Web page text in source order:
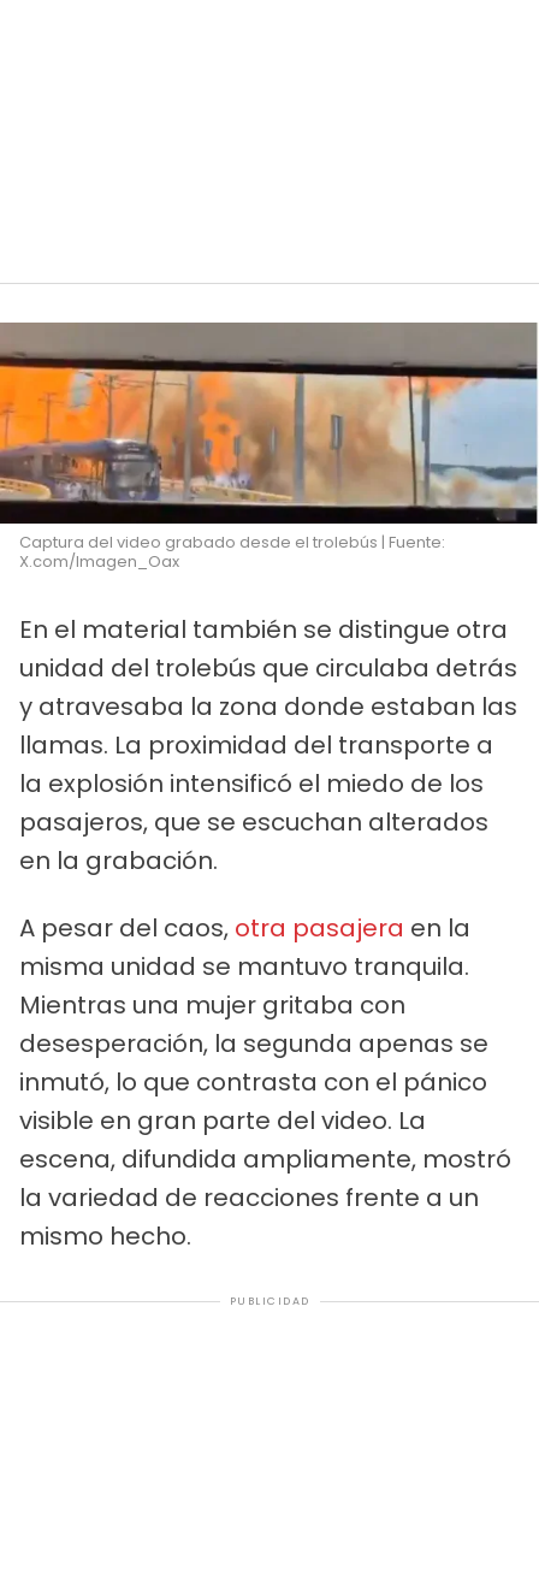
Captura del video grabado desde el trolebús | Fuente:
X.com/Imagen_Oax
En el material también se distingue otra
unidad del trolebús que circulaba detrás
y atravesaba la zona donde estaban las
llamas. La proximidad del transporte a
la explosión intensificó el miedo de los
pasajeros, que se escuchan alterados
en la grabación.
A pesar del caos, otra pasajera en la
misma unidad se mantuvo tranquila.
Mientras una mujer gritaba con
desesperación, la segunda apenas se
inmutó, lo que contrasta con el pánico
visible en gran parte del video. La
escena, difundida ampliamente, mostró
la variedad de reacciones frente a un
mismo hecho.
PUBLICIDAD